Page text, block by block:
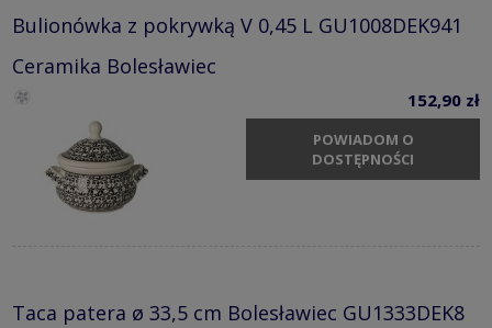
Bulionówka z pokrywką V 0,45 L GU1008DEK941
Ceramika Bolesławiec
152,90 zł
POWIADOM O
DOSTĘPNOŚCI
Taca patera ø 33,5 cm Bolesławiec GU1333DEK8